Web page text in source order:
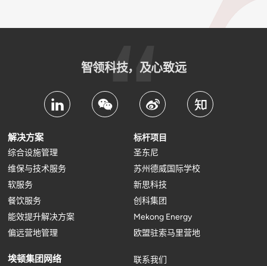
智领科技，及心致远
解决方案
综合设施管理
维保与技术服务
软服务
餐饮服务
能效提升解决方案
偏远营地管理
标杆项目
圣东尼
苏州德威国际学校
新思科技
创科集团
Mekong Energy
欧盟驻索马里营地
埃顿集团网络 联系我们